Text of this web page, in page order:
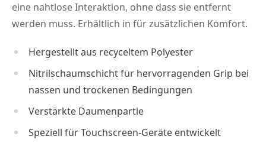
eine nahtlose Interaktion, ohne dass sie entfernt
werden muss. Erhältlich in für zusätzlichen Komfort.
Hergestellt aus recyceltem Polyester
Nitrilschaumschicht für hervorragenden Grip bei
nassen und trockenen Bedingungen
Verstärkte Daumenpartie
Speziell für Touchscreen-Geräte entwickelt